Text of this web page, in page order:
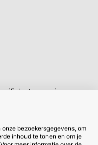
toepassing
bezoekersgegevens, om
inhoud te tonen en om je